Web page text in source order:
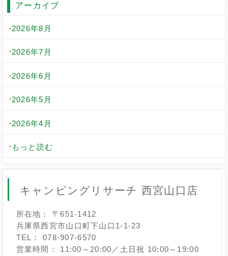
アーカイブ
2026年8月
2026年7月
2026年6月
2026年5月
2026年4月
もっと読む
キャンピングリサーチ 西宮山口店
所在地： 〒651-1412
兵庫県西宮市山口町下山口1-1-23
TEL： 078-907-6570
営業時間： 11:00～20:00／土日祝 10:00～19:00